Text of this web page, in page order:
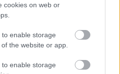
cookies on web or
enable storage
the website or app.
enable storage
lóránt,Jászberény Jászkunság